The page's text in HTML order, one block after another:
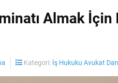
Almak
Kategori: İş Hukuku Avukat